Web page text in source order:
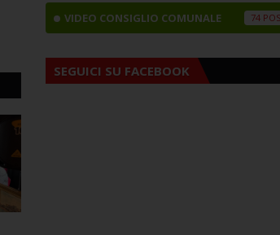
VIDEO CONSIGLIO COMUNALE 74
SEGUICI SU FACEBOOK